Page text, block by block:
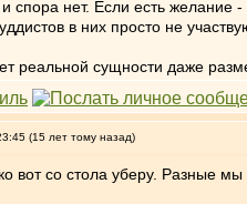
спора нет. Если есть желание
в них просто не
реальной сущности даже
(15 лет тому назад)
вот со стола уберу. Разные